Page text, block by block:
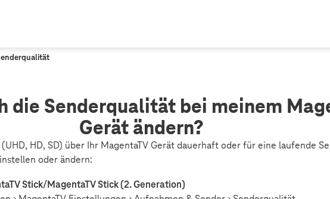
die Senderqualität bei meinem
Gerät ändern?
HD, SD) über Ihr MagentaTV Gerät dauerhaft oder für eine laufende
oder ändern:
Stick/MagentaTV Stick (2. Generation)